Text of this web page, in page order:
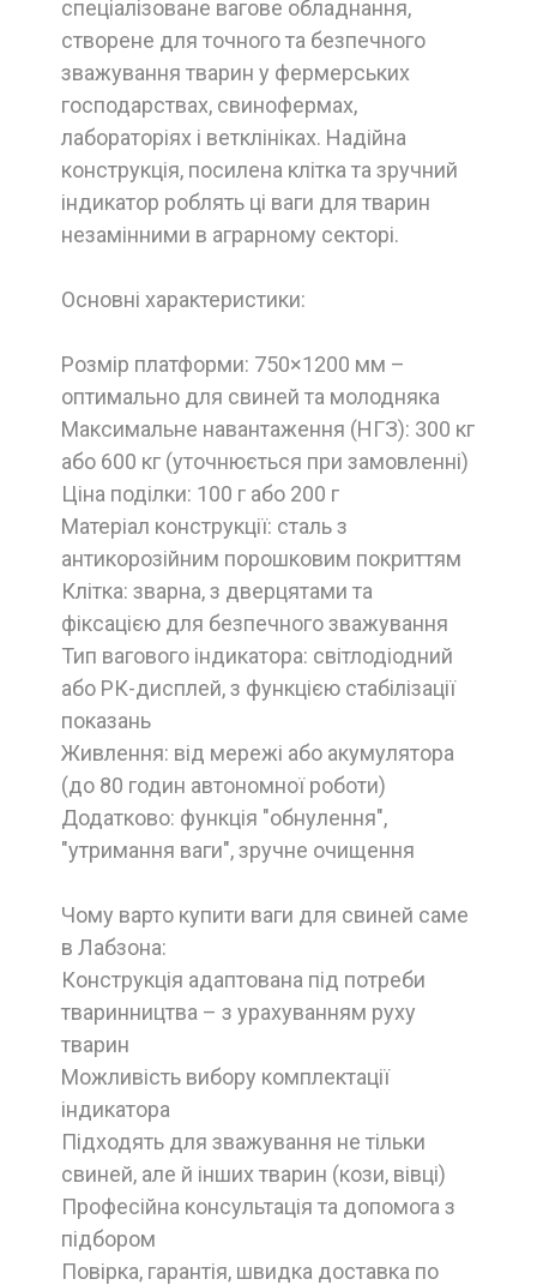
спеціалізоване вагове обладнання,
створене для точного та безпечного
зважування тварин у фермерських
господарствах, свинофермах,
лабораторіях і ветклініках. Надійна
конструкція, посилена клітка та зручний
індикатор роблять ці ваги для тварин
незамінними в аграрному секторі.
Основні характеристики:
Розмір платформи: 750×1200 мм –
оптимально для свиней та молодняка
Максимальне навантаження (НГЗ): 300 кг
або 600 кг (уточнюється при замовленні)
Ціна поділки: 100 г або 200 г
Матеріал конструкції: сталь з
антикорозійним порошковим покриттям
Клітка: зварна, з дверцятами та
фіксацією для безпечного зважування
Тип вагового індикатора: світлодіодний
або РК-дисплей, з функцією стабілізації
показань
Живлення: від мережі або акумулятора
(до 80 годин автономної роботи)
Додатково: функція "обнулення",
"утримання ваги", зручне очищення
Чому варто купити ваги для свиней саме
в Лабзона:
Конструкція адаптована під потреби
тваринництва – з урахуванням руху
тварин
Можливість вибору комплектації
індикатора
Підходять для зважування не тільки
свиней, але й інших тварин (кози, вівці)
Професійна консультація та допомога з
підбором
Повірка, гарантія, швидка доставка по